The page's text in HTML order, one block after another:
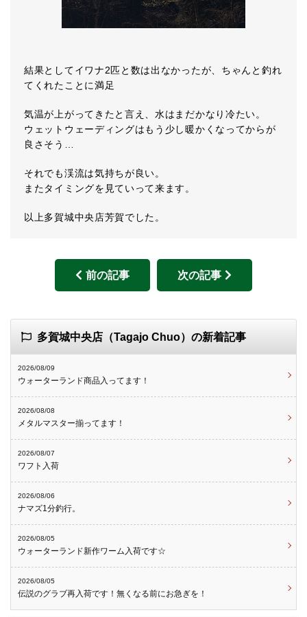
結果としてイワナ2匹と数は出なかったが、ちゃんと釣れ
てくれたことに満足
気温が上がってきたと言え、水はまだかなり冷たい。
ウェットウェーディングはもう少し暖かくなってからが
良さそう…
それでも渓流は気持ちが良い。
またタイミングを見ていって来ます。
以上多賀城中央店芳賀でした。
前の記事 次の記事
多賀城中央店（Tagajo Chuo）の新着記事
2026/08/09
ウォーターランド商品入ってます！
2026/08/08
メタルマスター揃ってます！
2026/08/07
ワフト入荷
2026/08/06
ナマズ1分釣行。
2026/08/05
ウォーターランド新作ワーム入荷です☆
2026/08/05
伝説のグラブ再入荷です！無くなる前にお急ぎを！